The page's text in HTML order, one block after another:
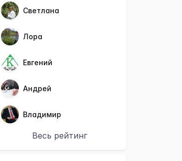
Светлана
Лора
Евгений
Андрей
Владимир
Весь рейтинг